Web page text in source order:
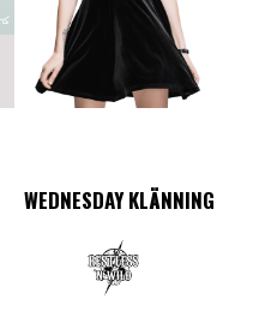
WEDNESDAY KLÄNNING